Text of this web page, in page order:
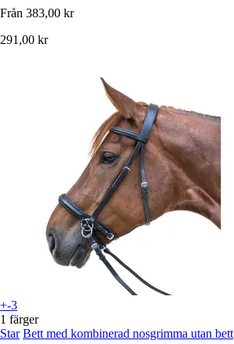
Från 383,00 kr
291,00 kr
+-3
1 färger
Star Bett med kombinerad nosgrimma utan bett